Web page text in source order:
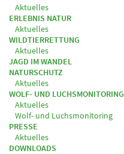
Aktuelles
ERLEBNIS NATUR
Aktuelles
WILDTIERRETTUNG
Aktuelles
JAGD IM WANDEL
NATURSCHUTZ
Aktuelles
WOLF- UND LUCHSMONITORING
Aktuelles
Wolf- und Luchsmonitoring
PRESSE
Aktuelles
DOWNLOADS